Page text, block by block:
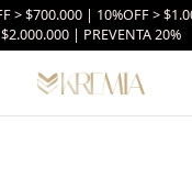
> $700.000 | 10%OFF >
$2.000.000 | PREVENTA 20%